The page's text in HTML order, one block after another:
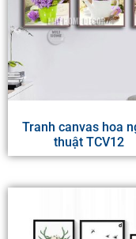
Tranh canvas hoa
thuật TCV12